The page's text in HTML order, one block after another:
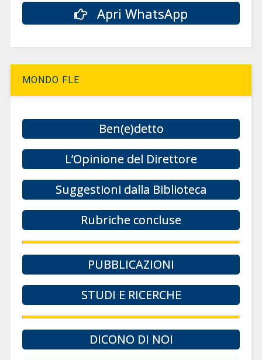
Apri WhatsApp
MONDO FLE
Ben(e)detto
L’Opinione del Direttore
Suggestioni dalla Biblioteca
Rubriche concluse
PUBBLICAZIONI
STUDI E RICERCHE
DICONO DI NOI